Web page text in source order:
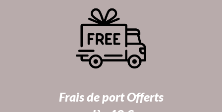
Frais de port Offerts